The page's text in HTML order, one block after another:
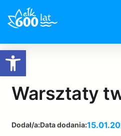
Otwórz pasek narzędzi
Warsztaty
Dodał/a:Data dodania: